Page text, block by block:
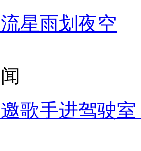
星雨划夜空
歌手进驾驶